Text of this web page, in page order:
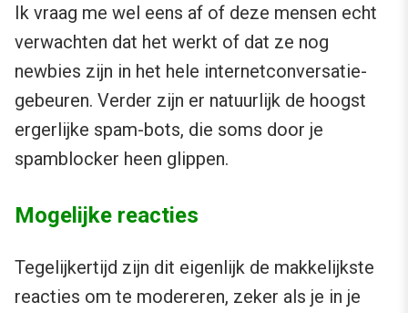
Ik vraag me wel eens af of deze mensen echt
verwachten dat het werkt of dat ze nog
newbies zijn in het hele internetconversatie-
gebeuren. Verder zijn er natuurlijk de hoogst
ergerlijke spam-bots, die soms door je
spamblocker heen glippen.
Mogelijke reacties
Tegelijkertijd zijn dit eigenlijk de makkelijkste
reacties om te modereren, zeker als je in je